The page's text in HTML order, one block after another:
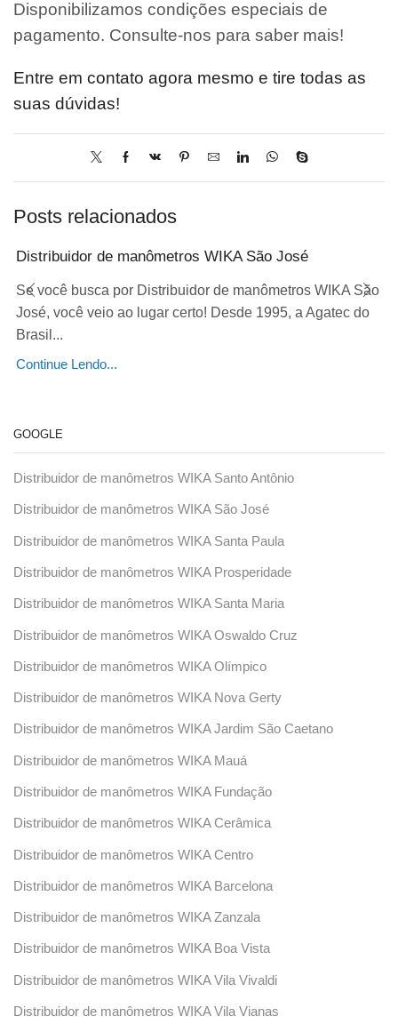
Disponibilizamos condições especiais de
pagamento. Consulte-nos para saber mais!
Entre em contato agora mesmo e tire todas as
suas dúvidas!
Posts relacionados
Distribuidor de manômetros WIKA São José
Se você busca por Distribuidor de manômetros WIKA São
José, você veio ao lugar certo! Desde 1995, a Agatec do
Brasil...
Continue Lendo...
GOOGLE
Distribuidor de manômetros WIKA Santo Antônio
Distribuidor de manômetros WIKA São José
Distribuidor de manômetros WIKA Santa Paula
Distribuidor de manômetros WIKA Prosperidade
Distribuidor de manômetros WIKA Santa Maria
Distribuidor de manômetros WIKA Oswaldo Cruz
Distribuidor de manômetros WIKA Olímpico
Distribuidor de manômetros WIKA Nova Gerty
Distribuidor de manômetros WIKA Jardim São Caetano
Distribuidor de manômetros WIKA Mauá
Distribuidor de manômetros WIKA Fundação
Distribuidor de manômetros WIKA Cerâmica
Distribuidor de manômetros WIKA Centro
Distribuidor de manômetros WIKA Barcelona
Distribuidor de manômetros WIKA Zanzala
Distribuidor de manômetros WIKA Boa Vista
Distribuidor de manômetros WIKA Vila Vivaldi
Distribuidor de manômetros WIKA Vila Vianas